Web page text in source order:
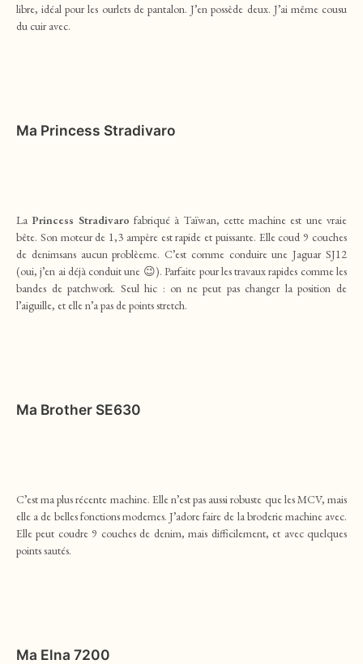
libre, idéal pour les ourlets de pantalon. J’en possède deux. J’ai même cousu
du cuir avec.
Ma Princess Stradivaro
La Princess Stradivaro fabriqué à Taïwan, cette machine est une vraie
bête. Son moteur de 1,3 ampère est rapide et puissante. Elle coud 9 couches
de denimsans aucun problèeme. C’est comme conduire une Jaguar SJ12
(oui, j’en ai déjà conduit une 😉). Parfaite pour les travaux rapides comme les
bandes de patchwork. Seul hic : on ne peut pas changer la position de
l’aiguille, et elle n’a pas de points stretch.
Ma Brother SE630
C’est ma plus récente machine. Elle n’est pas aussi robuste que les MCV, mais
elle a de belles fonctions modernes. J’adore faire de la broderie machine avec.
Elle peut coudre 9 couches de denim, mais difficilement, et avec quelques
points sautés.
Ma Elna 7200